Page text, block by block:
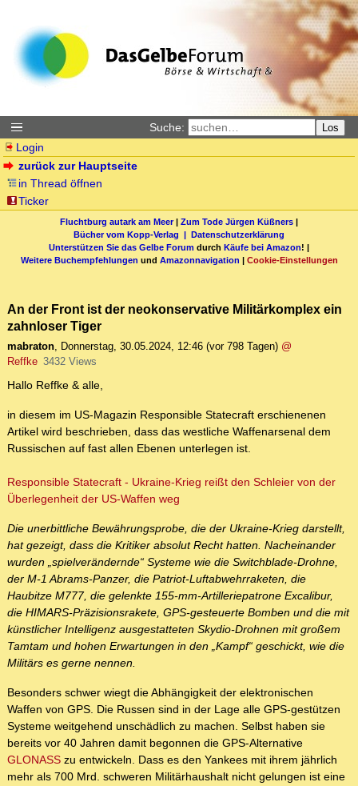
Suche: Los
Login
zurück zur Hauptseite
in Thread öffnen
Ticker
Fluchtburg autark am Meer| Zum Tode Jürgen Küßners |
Bücher vom Kopp-Verlag | Datenschutzerklärung
Unterstützen Sie das Gelbe Forum durch Käufe bei Amazon! |
Weitere Buchempfehlungen und Amazonnavigation | Cookie-Einstellungen
An der Front ist der neokonservative Militärkomplex ein
zahnloser Tiger
mabraton, Donnerstag, 30.05.2024, 12:46 (vor 798 Tagen) @
Reffke 3432 Views
Hallo Reffke & alle,
in diesem im US-Magazin Responsible Statecraft erschienenen
Artikel wird beschrieben, dass das westliche Waffenarsenal dem
Russischen auf fast allen Ebenen unterlegen ist.
Responsible Statecraft - Ukraine-Krieg reißt den Schleier von der
Überlegenheit der US-Waffen weg
Die unerbittliche Bewährungsprobe, die der Ukraine-Krieg darstellt,
hat gezeigt, dass die Kritiker absolut Recht hatten. Nacheinander
wurden „spielverändernde“ Systeme wie die Switchblade-Drohne,
der M-1 Abrams-Panzer, die Patriot-Luftabwehrraketen, die
Haubitze M777, die gelenkte 155-mm-Artilleriepatrone Excalibur,
die HIMARS-Präzisionsrakete, GPS-gesteuerte Bomben und die mit
künstlicher Intelligenz ausgestatteten Skydio-Drohnen mit großem
Tamtam und hohen Erwartungen in den „Kampf“ geschickt, wie die
Militärs es gerne nennen.
Besonders schwer wiegt die Abhängigkeit der elektronischen
Waffen von GPS. Die Russen sind in der Lage alle GPS-gestützen
Systeme weitgehend unschädlich zu machen. Selbst haben sie
bereits vor 40 Jahren damit begonnen die GPS-Alternative
GLONASS zu entwickeln. Dass es den Yankees mit ihrem jährlich
mehr als 700 Mrd. schweren Militärhaushalt nicht gelungen ist eine